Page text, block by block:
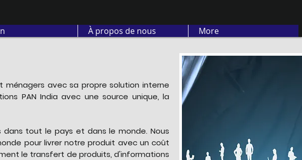
À propos de nous More
ménagers avec sa propre solution interne
PAN India avec une source unique, la
tout le pays et dans le monde. Nous
pour livrer notre produit avec un coût
le transfert de produits, d'informations